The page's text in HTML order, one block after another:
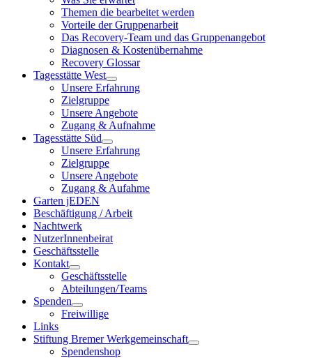
Themen die bearbeitet werden
Vorteile der Gruppenarbeit
Das Recovery-Team und das Gruppenangebot
Diagnosen & Kostenübernahme
Recovery Glossar
Tagesstätte West
Unsere Erfahrung
Zielgruppe
Unsere Angebote
Zugang & Aufnahme
Tagesstätte Süd
Unsere Erfahrung
Zielgruppe
Unsere Angebote
Zugang & Aufahme
Garten jEDEN
Beschäftigung / Arbeit
Nachtwerk
NutzerInnenbeirat
Geschäftsstelle
Kontakt
Geschäftsstelle
Abteilungen/Teams
Spenden
Freiwillige
Links
Stiftung Bremer Werkgemeinschaft
Spendenshop